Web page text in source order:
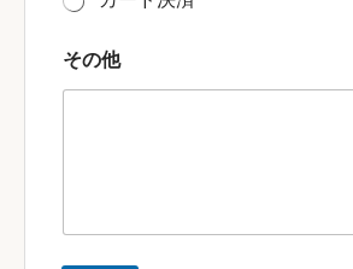
ッ
ョ
ッ
その他